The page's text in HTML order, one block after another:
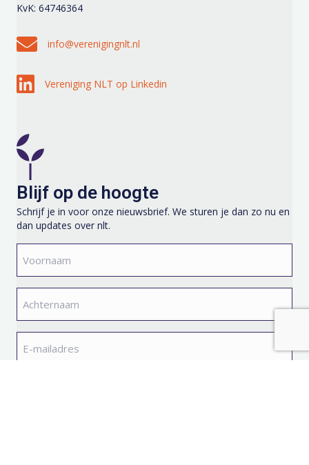
KvK: 64746364
Stuur een e-mail naar info@verenigingnlt.nl
info@verenigingnlt.nl
Volg Vereniging NLT op Linkedin
Vereniging NLT op Linkedin
Blijf op de hoogte
Schrijf je in voor onze nieuwsbrief. We sturen je dan zo nu en
dan updates over nlt.
Voornaam
*
Achternaam
*
E-
mailadres